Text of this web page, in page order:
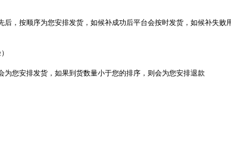
，按顺序为您安排发货，如候补成功后平台会按时发货，如候补失败
您安排发货，如果到货数量小于您的排序，则会为您安排退款